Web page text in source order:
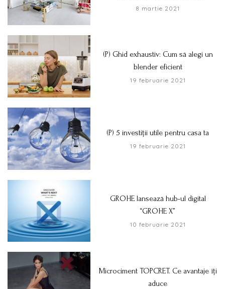
8 martie 2021
(P) Ghid exhaustiv: Cum să alegi un
blender eficient
19 februarie 2021
(P) 5 investiții utile pentru casa ta
19 februarie 2021
GROHE lansează hub-ul digital
“GROHE X”
10 februarie 2021
Microciment TOPCRET. Ce avantaje îți
aduce